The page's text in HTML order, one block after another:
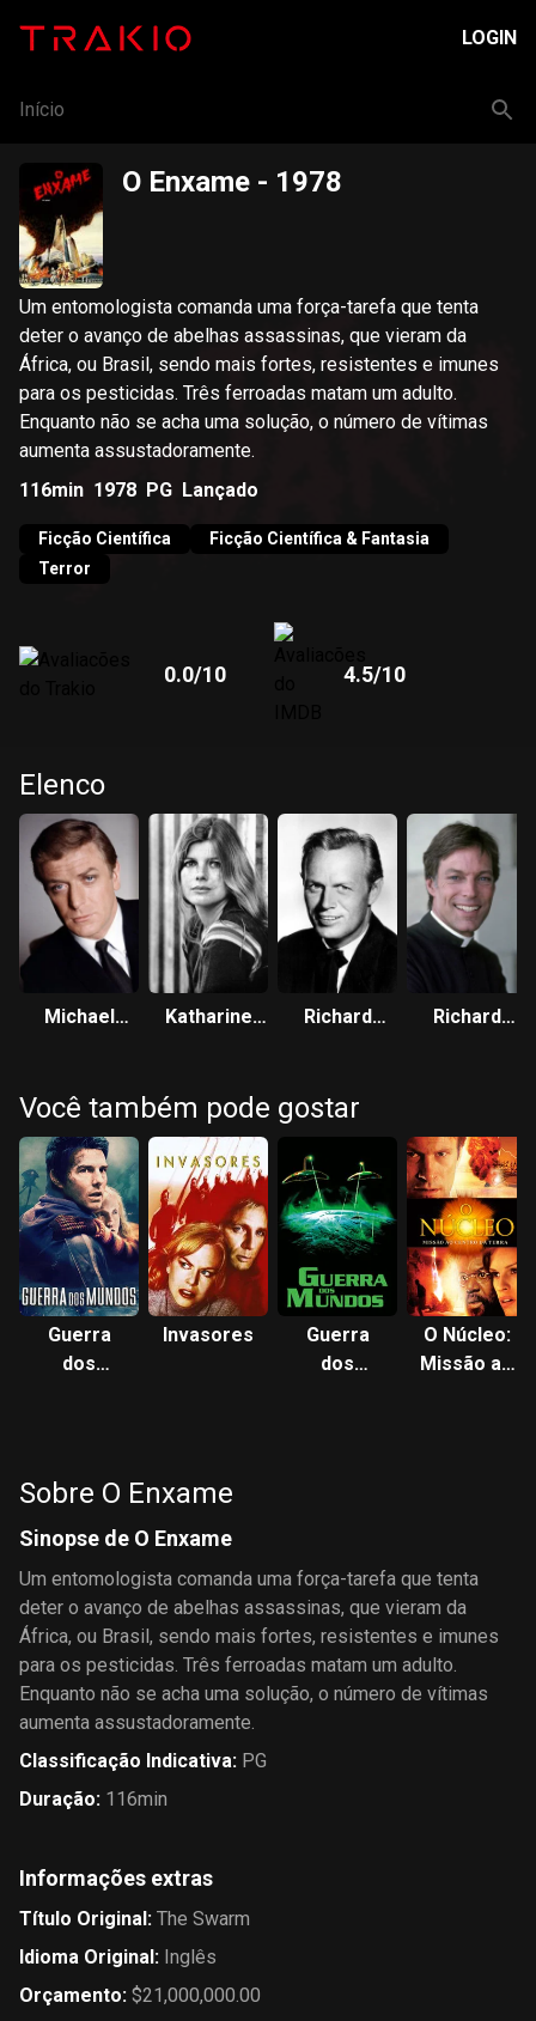
LOGIN
Início
O Enxame - 1978
Um entomologista comanda uma força-tarefa que tenta
deter o avanço de abelhas assassinas, que vieram da
África, ou Brasil, sendo mais fortes, resistentes e imunes
para os pesticidas. Três ferroadas matam um adulto.
Enquanto não se acha uma solução, o número de vítimas
aumenta assustadoramente.
116min 1978 PG Lançado
Ficção Científica
Ficção Científica & Fantasia
Terror
0.0/10 4.5/10
Elenco
Michael
Katharine
Richard
Richard
Você também pode gostar
Guerra
dos
Invasores
Guerra
dos
O Núcleo:
Missão ao
Sobre O Enxame
Sinopse de O Enxame
Um entomologista comanda uma força-tarefa que tenta
deter o avanço de abelhas assassinas, que vieram da
África, ou Brasil, sendo mais fortes, resistentes e imunes
para os pesticidas. Três ferroadas matam um adulto.
Enquanto não se acha uma solução, o número de vítimas
aumenta assustadoramente.
Classificação Indicativa: PG
Duração: 116min
Informações extras
Título Original: The Swarm
Idioma Original: Inglês
Orçamento: $21,000,000.00